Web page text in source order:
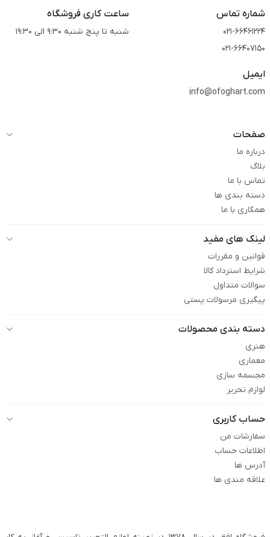
شماره تماس
021-66461224
021-66407150
ساعت کاری فروشگاه
شنبه تا پنج شنبه 9:30 الی 19:30
ایمیل
info@ofoghart.com
صفحات
درباره ما
بلاگ
تماس با ما
دسته بندی ها
همکاری با ما
لینک های مفید
قوانین و مقررات
شرایط استرداد کالا
سوالات متداول
پیگیری مرسولات پستی
دسته بندی محصولات
هنری
معماری
مجسمه سازی
لوازم تحریر
حساب کاربری
سفارشات من
اطلاعات حساب
آدرس ها
علاقه مندی ها